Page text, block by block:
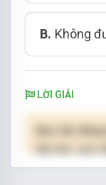
B. Không
LỜI GIẢI
hạn.